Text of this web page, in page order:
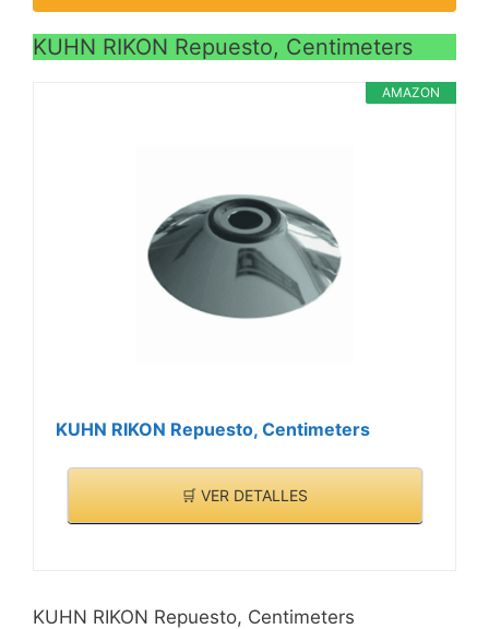
KUHN RIKON Repuesto, Centimeters
AMAZON
KUHN RIKON Repuesto, Centimeters
🛒 VER DETALLES
KUHN RIKON Repuesto, Centimeters